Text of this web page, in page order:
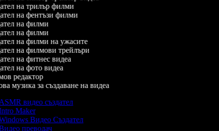
на трилър филми
на фентъзи филми
на филми
на филми
на филми на ужасите
на филмови трейлъри
на фитнес видеа
на фото видеа
редактор
музика за създаване на видеа
видео създател
Maker
Видео Създател
преводач